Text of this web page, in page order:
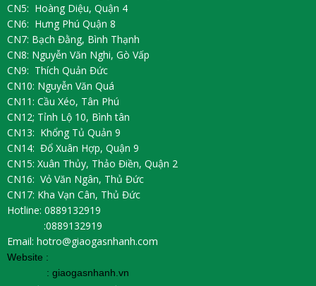
CN5: Hoàng Diệu, Quận 4
CN6: Hưng Phú Quận 8
CN7: Bạch Đằng, Bình Thạnh
CN8: Nguyễn Văn Nghi, Gò Vấp
CN9: Thích Quản Đức
CN10: Nguyễn Văn Quá
CN11: Cầu Xéo, Tân Phú
CN12; Tỉnh Lộ 10, Bình tân
CN13: Khổng Tủ Quản 9
CN14: Đổ Xuân Hợp, Quận 9
CN15: Xuân Thủy, Thảo Điền, Quận 2
CN16: Vỏ Văn Ngân, Thủ Đức
CN17: Kha Vạn Cân, Thủ Đức
Hotline: 0889132919
:0889132919
Email: hotro@giaogasnhanh.com
Website :
: giaogasnhanh.vn